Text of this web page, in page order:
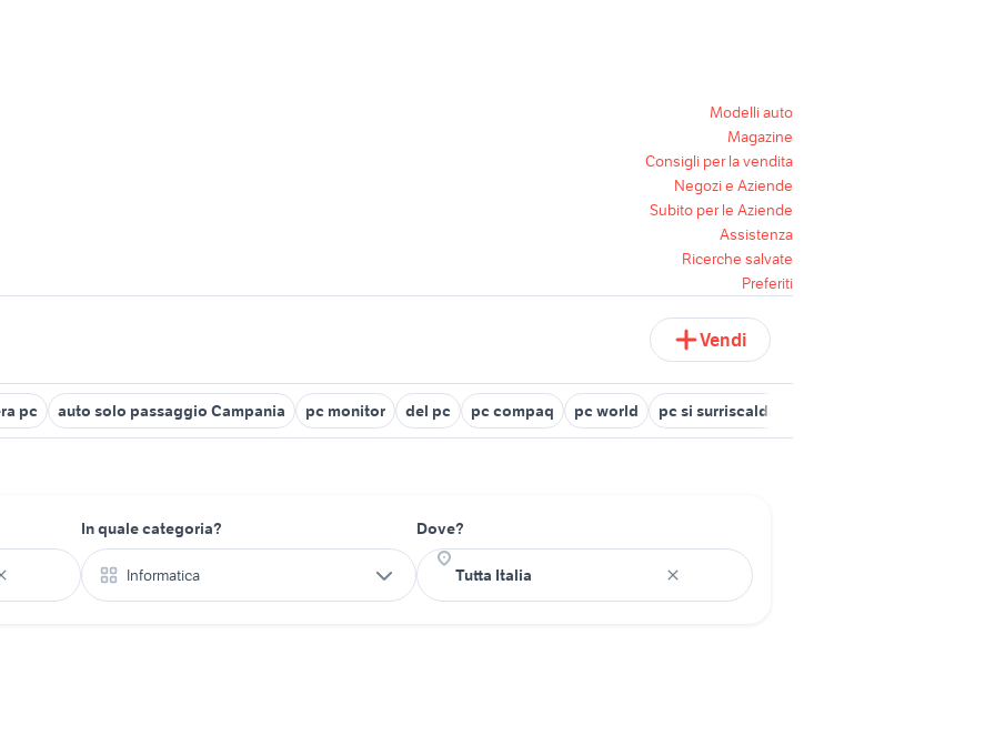
Modelli auto
Magazine
Consigli per la vendita
Negozi e Aziende
Subito per le Aziende
Assistenza
Ricerche salvate
Preferiti
Vendi
pc auto solo passaggio Campania pc monitor del pc pc compaq pc world pc si surriscalda
In quale categoria?
Informatica
Dove?